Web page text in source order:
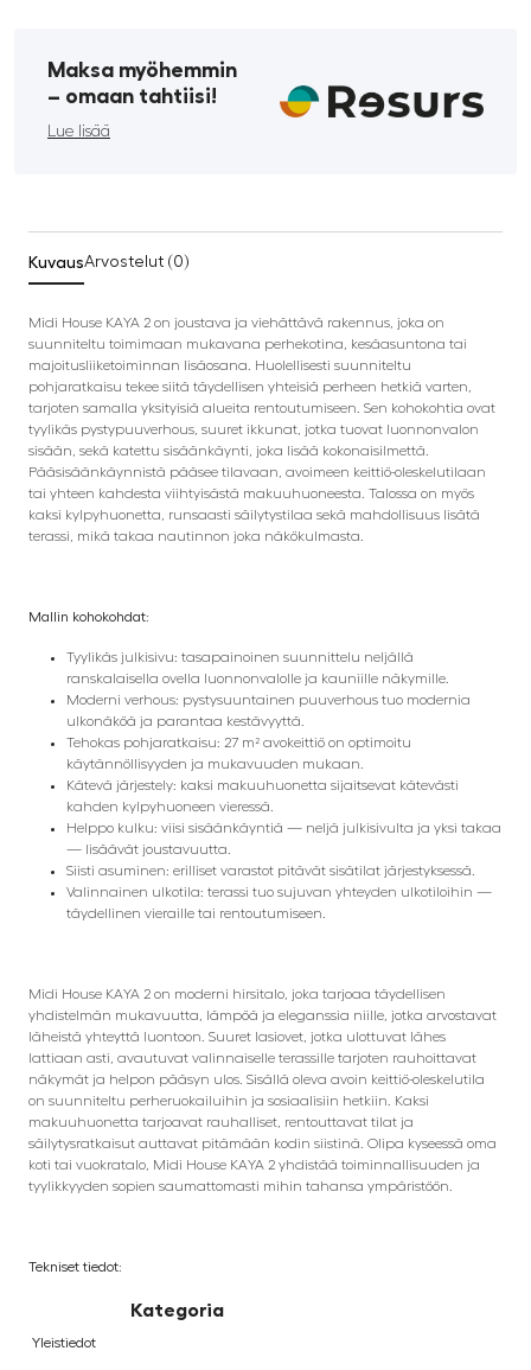
Maksa myöhemmin
­– omaan tahtiisi!
Lue lisää
KuvausArvostelut (0)
Midi House KAYA 2 on joustava ja viehättävä rakennus, joka on
suunniteltu toimimaan mukavana perhekotina, kesäasuntona tai
majoitusliiketoiminnan lisäosana. Huolellisesti suunniteltu
pohjaratkaisu tekee siitä täydellisen yhteisiä perheen hetkiä varten,
tarjoten samalla yksityisiä alueita rentoutumiseen. Sen kohokohtia ovat
tyylikäs pystypuuverhous, suuret ikkunat, jotka tuovat luonnonvalon
sisään, sekä katettu sisäänkäynti, joka lisää kokonaisilmettä.
Pääsisäänkäynnistä pääsee tilavaan, avoimeen keittiö-oleskelutilaan
tai yhteen kahdesta viihtyisästä makuuhuoneesta. Talossa on myös
kaksi kylpyhuonetta, runsaasti säilytystilaa sekä mahdollisuus lisätä
terassi, mikä takaa nautinnon joka näkökulmasta.
Mallin kohokohdat:
Tyylikäs julkisivu: tasapainoinen suunnittelu neljällä
ranskalaisella ovella luonnonvalolle ja kauniille näkymille.
Moderni verhous: pystysuuntainen puuverhous tuo modernia
ulkonäköä ja parantaa kestävyyttä.
Tehokas pohjaratkaisu: 27 m² avokeittiö on optimoitu
käytännöllisyyden ja mukavuuden mukaan.
Kätevä järjestely: kaksi makuuhuonetta sijaitsevat kätevästi
kahden kylpyhuoneen vieressä.
Helppo kulku: viisi sisäänkäyntiä — neljä julkisivulta ja yksi takaa
— lisäävät joustavuutta.
Siisti asuminen: erilliset varastot pitävät sisätilat järjestyksessä.
Valinnainen ulkotila: terassi tuo sujuvan yhteyden ulkotiloihin —
täydellinen vieraille tai rentoutumiseen.
Midi House KAYA 2 on moderni hirsitalo, joka tarjoaa täydellisen
yhdistelmän mukavuutta, lämpöä ja eleganssia niille, jotka arvostavat
läheistä yhteyttä luontoon. Suuret lasiovet, jotka ulottuvat lähes
lattiaan asti, avautuvat valinnaiselle terassille tarjoten rauhoittavat
näkymät ja helpon pääsyn ulos. Sisällä oleva avoin keittiö-oleskelutila
on suunniteltu perheruokailuihin ja sosiaalisiin hetkiin. Kaksi
makuuhuonetta tarjoavat rauhalliset, rentouttavat tilat ja
säilytysratkaisut auttavat pitämään kodin siistinä. Olipa kyseessä oma
koti tai vuokratalo, Midi House KAYA 2 yhdistää toiminnallisuuden ja
tyylikkyyden sopien saumattomasti mihin tahansa ympäristöön.
Tekniset tiedot:
Kategoria
Yleistiedot